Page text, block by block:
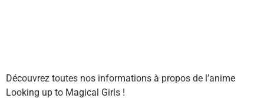
Découvrez toutes nos informations à propos de l’anime
Looking up to Magical Girls !